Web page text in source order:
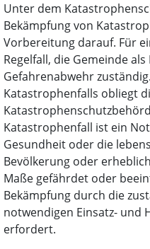
Unter dem
Bekämpfung von
Vorbereitung darauf. Für
Regelfall, die Gemeinde
Gefahrenabwehr
Katastrophenfalls obliegt
Katastrophenfall ist ein
Gesundheit oder die
Bevölkerung oder
Maße gefährdet oder
Bekämpfung durch die
notwendigen Einsatz- und
erfordert.